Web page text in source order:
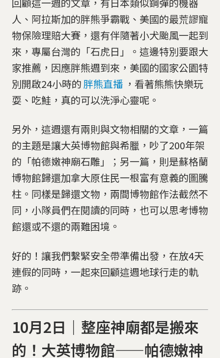
人、阿拉斯加的胖熊爭霸戰、美國的最荒謬寵
物保險理賠大賽，還有伴隨著小犬颱風一起到
來，專屬台灣的「石虎日」。這邊特別要跟大
家推薦，因應胖熊週到來，美國的國家公園特
別開啟24小時的 胖熊直播 ，看著熊熊快樂玩
耍、吃鮭，真的可以洗淨心靈呢。
另外，這週還有兩則與文物相關的文章，一篇
的主題是讓大英博物館與希臘，吵了200年架
的「帕德嫩神廟石雕」；另一篇，則是蘇格蘭
博物館歸還加拿大原住民一根富有意義的圖騰
柱。同樣是歸還文物，兩間博物館作法截然不
同，小隊員們在閱讀的同時，也可以思考博物
館還或不還的兩難困境。
好的！讓我們繫緊安全帶準備出發，在放4天
連假的同時，一起來回顧這週地球行走的軌
跡。
10月2日｜整座神廟都是搬來
的！大英博物館——帕德嫩神